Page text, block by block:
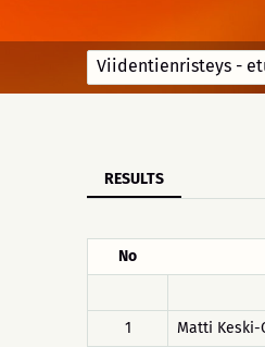
Viidentienristeys -
RESULTS
No
1
Matti Keski-